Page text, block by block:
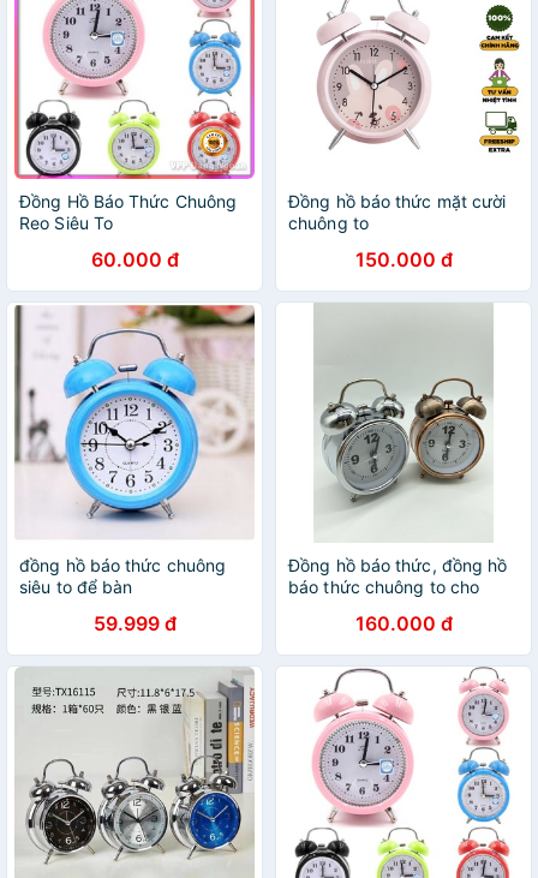
Đồng Hồ Báo Thức Chuông
Reo Siêu To
60.000 đ
Đồng hồ báo thức mặt cười
chuông to
150.000 đ
đồng hồ báo thức chuông
siêu to để bàn
59.999 đ
Đồng hồ báo thức, đồng hồ
báo thức chuông to cho
160.000 đ